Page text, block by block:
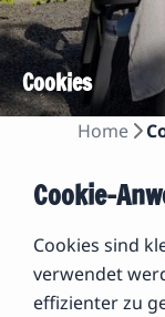
Cookies
Home
Cookie-
Cookies sind
verwendet
effizienter zu